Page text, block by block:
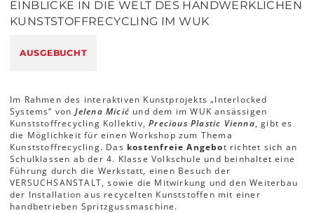
EINBLICKE IN DIE WELT DES HANDWERKLICHEN
KUNSTSTOFFRECYCLING IM WUK
AUSGEBUCHT
Im Rahmen des interaktiven Kunstprojekts „Interlocked
Systems“ von Jelena Micić und dem im WUK ansässigen
Kunststoffrecycling Kollektiv,Precious Plastic Vienna, gibt es
die Möglichkeit für einen Workshop zum Thema
Kunststoffrecycling. Das kostenfreie Angebot richtet sich an
Schulklassen ab der 4. Klasse Volkschule und beinhaltet eine
Führung durch die Werkstatt, einen Besuch der
VERSUCHSANSTALT, sowie die Mitwirkung und den Weiterbau
der Installation aus recycelten Kunststoffen mit einer
handbetrieben Spritzgussmaschine.